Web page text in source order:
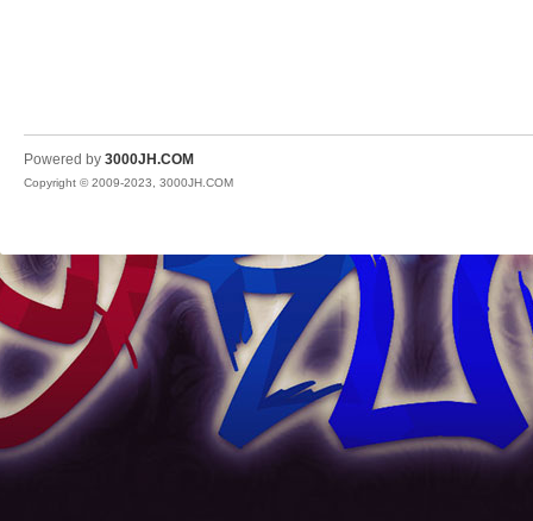
Powered by 3000JH.COM
Copyright © 2009-2023, 3000JH.COM